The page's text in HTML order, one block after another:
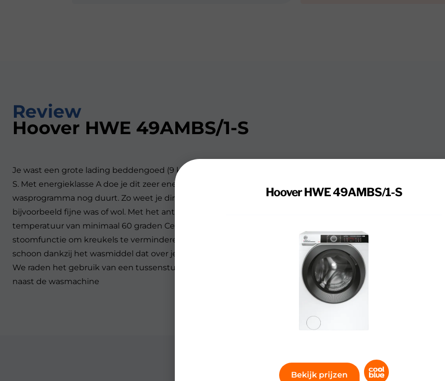
Review
Hoover HWE 49AMBS/1-S
Je wast een grote lading beddengoed (9 kilogram) in één keer grondig schoon met de Hoover H-500 HWE
S. Met energieklasse A doe je dit zeer energiezuinig. Wanneer je de hOn app gebruikt, zie je op je telefoon
wasprogramma nog duurt. Zo weet je direct wanneer je was schoon is. Kies uit één van de 13
bijvoorbeeld fijne was of wol. Met het anti-allergie programma wast de machine een aantal minuten op een
temperatuur van minimaal 60 graden Celsius. Hierdoor verdwijnen allergenen, zoals pollen en dierenharen.
stoomfunctie om kreukels te verminderen en strijkwerk te besparen. Met het Power Care systeem was je
schoon dankzij het wasmiddel dat over je kleding sproeit.
We raden het gebruik van een tussenstuk bij deze wasmachine af. Heb je een droogkast? Dan plaats je deze
naast de wasmachine
Hoover HWE 49AMBS/1-S
Bekijk prijzen